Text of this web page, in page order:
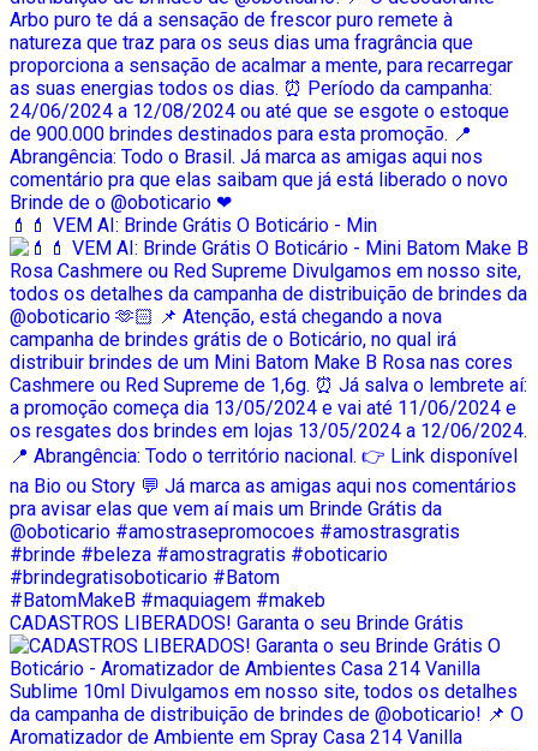
💄💄 VEM AI: Brinde Grátis O Boticário - Min
CADASTROS LIBERADOS! Garanta o seu Brinde Grátis